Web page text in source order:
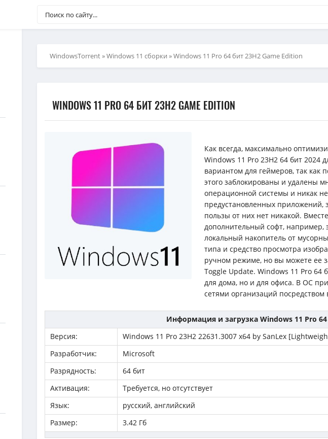
WindowsTorrent»Windows 11 сборки » Windows 11 Pro 64 бит 23H2 Game Edition
WINDOWS 11 PRO 64 БИТ 23H2 GAME EDITION
Как всегда, максимально
Windows 11 Pro 23H2 64 бит 2024
вариантом для геймеров, так как
этого заблокированы и удалены
операционной системы и никак
предустановленных
пользы от них нет никакой.
дополнительный софт, например,
локальный накопитель от
типа и средство просмотра
ручном режиме, но вы можете ее
Toggle Update. Windows 11 Pro 64
для дома, но и для офиса. В ОС
сетями организаций
Информация и загрузка Windows 11 Pro
Версия:
Windows 11 Pro 23H2 22631.3007 x64 by SanLex
Разработчик:
Microsoft
Разрядность:
64 бит
Активация:
Требуется, но отсутствует
Язык:
русский, английский
Размер:
3.42 Гб